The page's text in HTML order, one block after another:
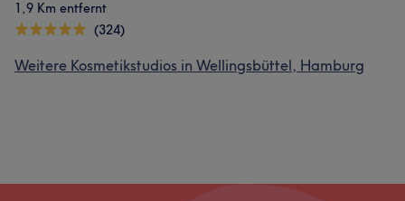
1,9 Km entfernt
(324)
Weitere Kosmetikstudios in Wellingsbüttel, Hamburg